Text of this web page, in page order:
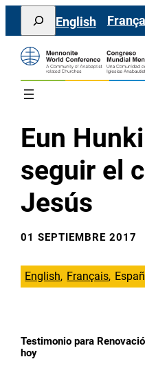
Saltar
contenido
Search
English
Eun
seguir el
Jesús
01 SEPTIEMBRE 2017
English Français
Testimonio para
hoy